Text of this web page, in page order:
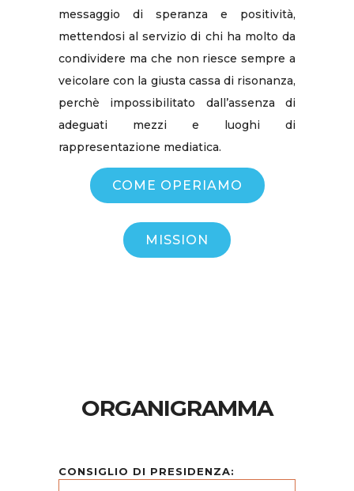
messaggio di speranza e positività,
mettendosi al servizio di chi ha molto da
condividere ma che non riesce sempre a
veicolare con la giusta cassa di risonanza,
perchè impossibilitato dall’assenza di
adeguati mezzi e luoghi di
rappresentazione mediatica.
COME OPERIAMO
MISSION
ORGANIGRAMMA
CONSIGLIO DI PRESIDENZA: